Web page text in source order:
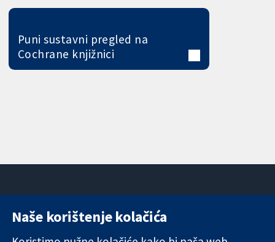
Puni sustavni pregled na
Cochrane knjižnici
11-13 Cavendish
Naše korištenje kolačića